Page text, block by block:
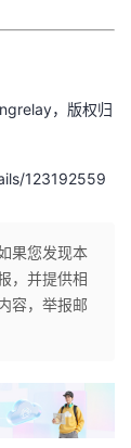
，版权归
123192559
果您发现本
，并提供相
容，举报邮